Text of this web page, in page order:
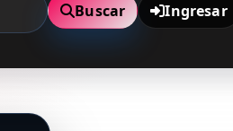
Buscar Ingresar